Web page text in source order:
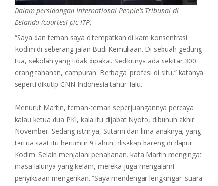
Dalam persidangan International People’s Tribunal di
Belanda (courtesi pic ITP)
“Saya dan teman saya ditempatkan di kam konsentrasi
Kodim di seberang jalan Budi Kemuliaan. Di sebuah gedung
tua, sekolah yang tidak dipakai. Sedikitnya ada sekitar 300
orang tahanan, campuran. Berbagai profesi di situ,” katanya
seperti dikutip CNN Indonesia tahun lalu.
Menurut Martin, teman-teman seperjuangannya percaya
kalau ketua dua PKI, kala itu dijabat Nyoto, dibunuh akhir
November. Sedang istrinya, Sutarni dan lima anaknya, yang
tertua saat itu berumur 9 tahun, disekap bareng di dapur
Kodim. Selain menjalani penahanan, kata Martin mengingat
masa lalunya yang kelam, mereka juga mengalami
penyiksaan mengerikan. “Saya mendengar lengkingan suara